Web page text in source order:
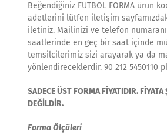
Beğendiğiniz FUTBOL FORMA ürün
adetlerini lütfen iletişim
iletiniz. Mailinizi ve telefon
saatlerinde en geç bir saat içinde
temsilcilerimiz sizi arayarak ya da
yönlendireceklerdir. 90 212 5450110
SADECE ÜST FORMA FİYATIDIR.
DEĞİLDİR.
Forma Ölçüleri